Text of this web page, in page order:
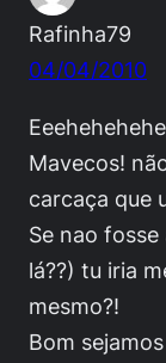
Rafinha79
04/04/2010
Mavecos!
carcaça que
Se nao
lá??) tu iria
mesmo?!
Bom